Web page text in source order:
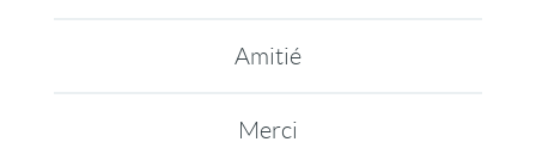
Amitié
Merci